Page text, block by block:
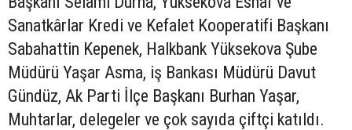
Sanatkârlar Kredi ve Kefalet Kooperatifi Başkanı
Sabahattin Kepenek, Halkbank Yüksekova Şube
Müdürü Yaşar Asma, iş Bankası Müdürü Davut
Gündüz, Ak Parti İlçe Başkanı Burhan Yaşar,
Muhtarlar, delegeler ve çok sayıda çiftçi katıldı.